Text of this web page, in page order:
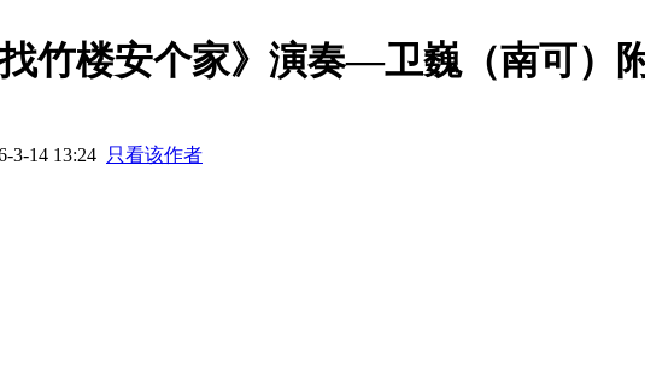
竹楼安个家》演奏—卫巍（南可）
3-14 13:24 只看该作者